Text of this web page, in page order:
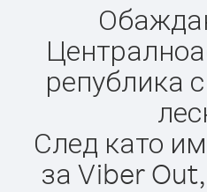
република
След като
за Viber